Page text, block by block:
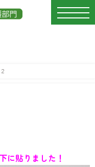
に貼りました！